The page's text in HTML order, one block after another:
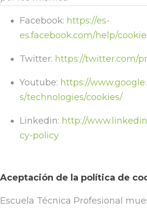
Facebook: https://es-
es.facebook.com/help/
Twitter: https://twitter.com/
Youtube: https://
s/technologies/cookies/
Linkedin: http://
cy-policy
Aceptación de la política de
Escuela Técnica Profesional